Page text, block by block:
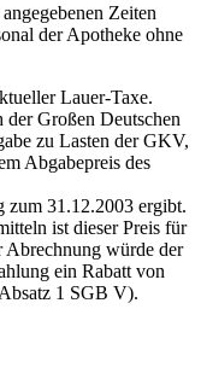
Zeiten
der Apotheke ohne
Lauer-Taxe.
Großen Deutschen
zu Lasten der GKV,
Abgabepreis des
zum 31.12.2003 ergibt.
ist dieser Preis für
würde der
ein Rabatt von
1 SGB V).